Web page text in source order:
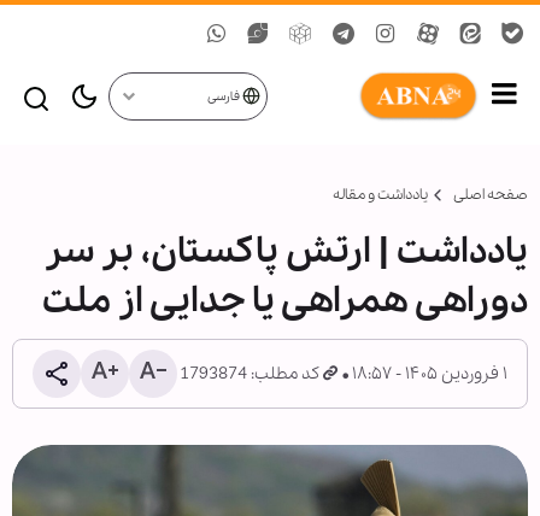
فارسی
صفحه اصلی یادداشت و مقاله
یادداشت | ارتش پاکستان، بر سر
دوراهی همراهی یا جدایی از ملت
۱ فروردین ۱۴۰۵ - ۱۸:۵۷ کد مطلب: 1793874